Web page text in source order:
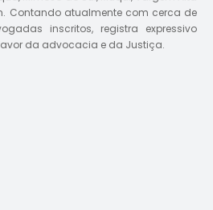
Contando atualmente com cerca de
inscritos, registra expressivo
da advocacia e da Justiça.